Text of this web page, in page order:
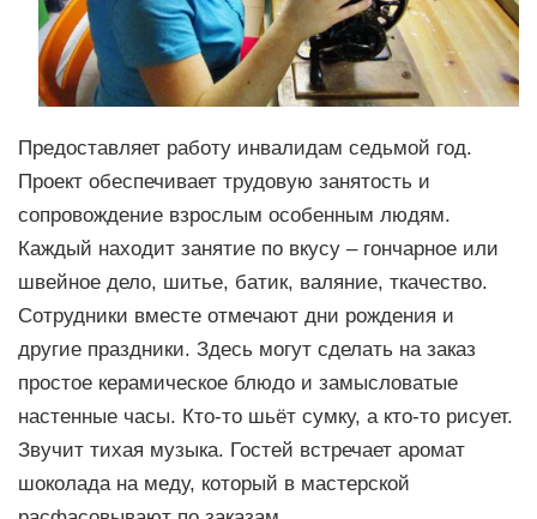
Предоставляет работу инвалидам седьмой год.
Проект обеспечивает трудовую занятость и
сопровождение взрослым особенным людям.
Каждый находит занятие по вкусу – гончарное или
швейное дело, шитье, батик, валяние, ткачество.
Сотрудники вместе отмечают дни рождения и
другие праздники. Здесь могут сделать на заказ
простое керамическое блюдо и замысловатые
настенные часы. Кто-то шьёт сумку, а кто-то рисует.
Звучит тихая музыка. Гостей встречает аромат
шоколада на меду, который в мастерской